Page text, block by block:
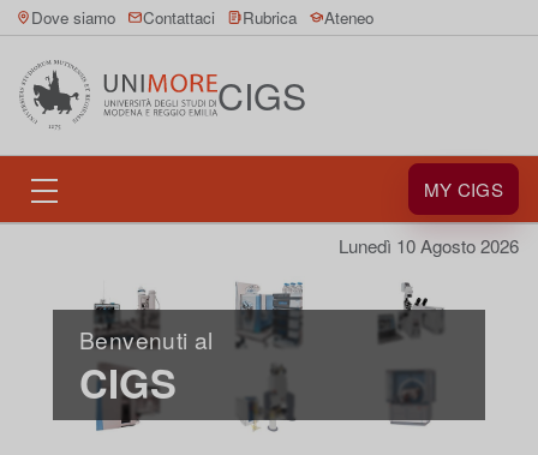
Dove siamo Contattaci Rubrica Ateneo
CIGS
MY CIGS
Lunedì 10 Agosto 2026
Benvenuti al
CIGS